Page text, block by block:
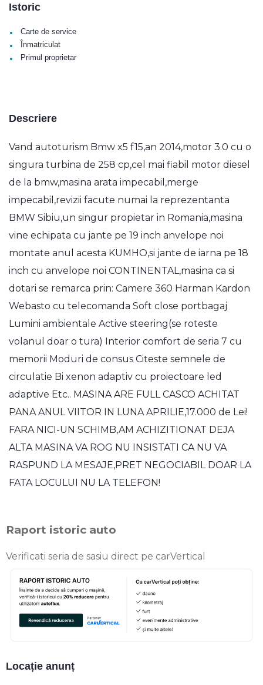
Istoric
• Carte de service
• Înmatriculat
• Primul proprietar
Descriere
Vand autoturism Bmw x5 f15,an 2014,motor 3.0 cu o
singura turbina de 258 cp,cel mai fiabil motor diesel
de la bmw,masina arata impecabil,merge
impecabil,revizii facute numai la reprezentanta
BMW Sibiu,un singur propietar in Romania,masina
vine echipata cu jante pe 19 inch anvelope noi
montate anul acesta KUMHO,si jante de iarna pe 18
inch cu anvelope noi CONTINENTAL,masina ca si
dotari se remarca prin: Camere 360 Harman Kardon
Webasto cu telecomanda Soft close portbagaj
Lumini ambientale Active steering(se roteste
volanul doar o tura) Interior comfort de seria 7 cu
memorii Moduri de consus Citeste semnele de
circulatie Bi xenon adaptiv cu proiectoare led
adaptive Etc.. MASINA ARE FULL CASCO ACHITAT
PANA ANUL VIITOR IN LUNA APRILIE,17.000 de Lei!
FARA NICI-UN SCHIMB,AM ACHIZITIONAT DEJA
ALTA MASINA VA ROG NU INSISTATI CA NU VA
RASPUND LA MESAJE,PRET NEGOCIABIL DOAR LA
FATA LOCULUI NU LA TELEFON!
Raport istoric auto
Verificati seria de sasiu direct pe carVertical
Locație anunț